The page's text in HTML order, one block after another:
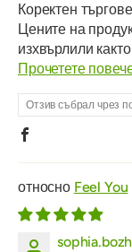
Коректен
Цените на
изхвърлили
Прочетете
Отзив събрал чрез
Feel You